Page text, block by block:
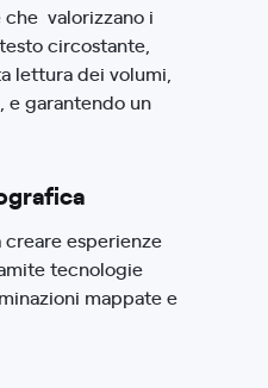
valorizzano i
circostante,
lettura dei volumi,
e garantendo un
esperienze
tecnologie
mappate e